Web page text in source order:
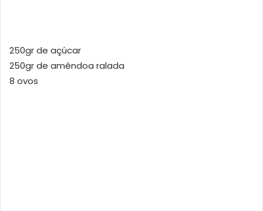
250gr de açúcar
250gr de amêndoa ralada
8 ovos